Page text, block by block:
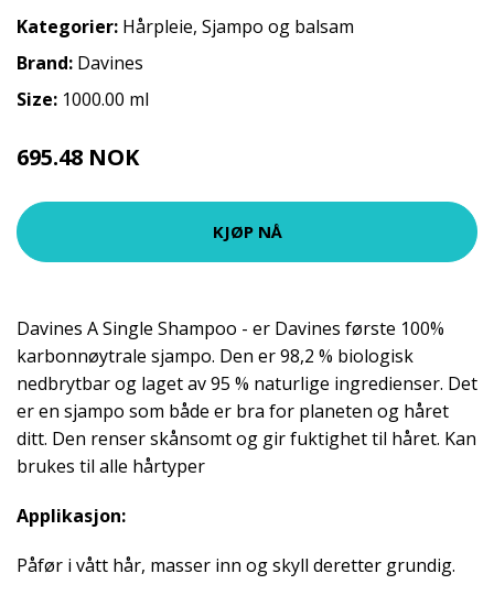
Kategorier: Hårpleie, Sjampo og balsam
Brand: Davines
Size: 1000.00 ml
695.48 NOK
KJØP NÅ
Davines A Single Shampoo - er Davines første 100%
karbonnøytrale sjampo. Den er 98,2 % biologisk
nedbrytbar og laget av 95 % naturlige ingredienser. Det
er en sjampo som både er bra for planeten og håret
ditt. Den renser skånsomt og gir fuktighet til håret. Kan
brukes til alle hårtyper
Applikasjon:
Påfør i vått hår, masser inn og skyll deretter grundig.